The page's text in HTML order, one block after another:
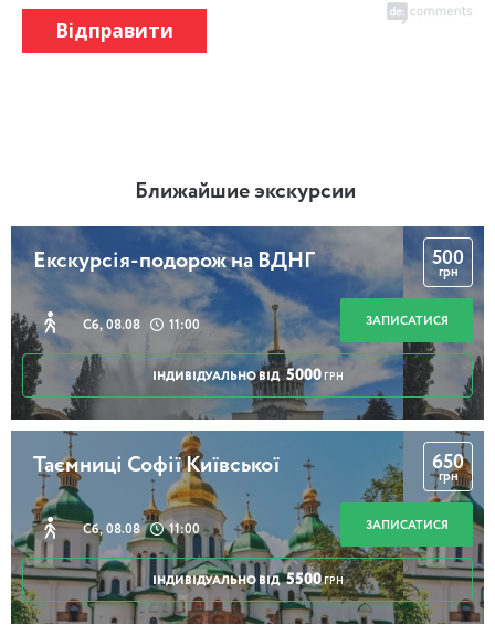
Відправити
Ближайшие экскурсии
Екскурсія-подорож на ВДНГ
Сб, 08.08 11:00
500
грн
ЗАПИСАТИСЯ
ІНДИВІДУАЛЬНО ВІД 5000 ГРН
Таємниці Софії Київської
Сб, 08.08 11:00
650
грн
ЗАПИСАТИСЯ
ІНДИВІДУАЛЬНО ВІД 5500 ГРН